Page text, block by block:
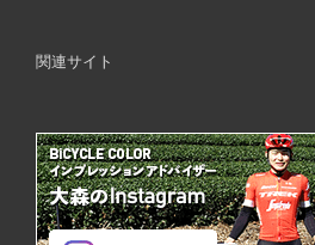
関連サイト